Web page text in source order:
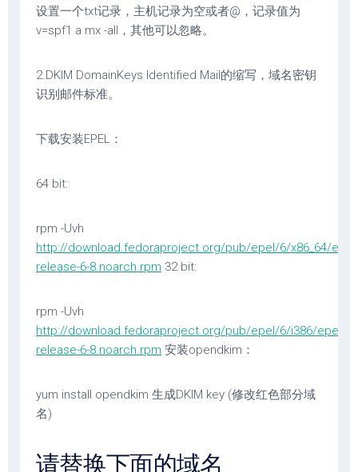
设置一个txt记录，主机记录为空或者@，记录值为
v=spf1 a mx -all，其他可以忽略。
2.DKIM DomainKeys Identified Mail的缩写，域名密钥
识别邮件标准。
下载安装EPEL：
64 bit:
rpm -Uvh
http://download.fedoraproject.org/pub/epel/6/x86_64/epel-
release-6-8.noarch.rpm 32 bit:
rpm -Uvh
http://download.fedoraproject.org/pub/epel/6/i386/epel-
release-6-8.noarch.rpm 安装opendkim：
yum install opendkim 生成DKIM key (修改红色部分域
名)
请替换下面的域名